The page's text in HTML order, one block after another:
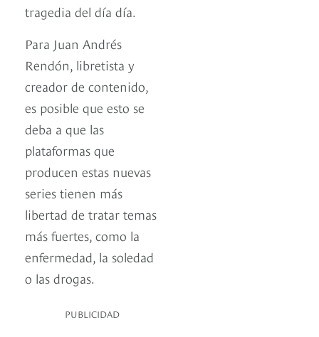
tragedia del día día.
Para Juan Andrés
Rendón, libretista y
creador de contenido,
es posible que esto se
deba a que las
plataformas que
producen estas nuevas
series tienen más
libertad de tratar temas
más fuertes, como la
enfermedad, la soledad
o las drogas.
PUBLICIDAD